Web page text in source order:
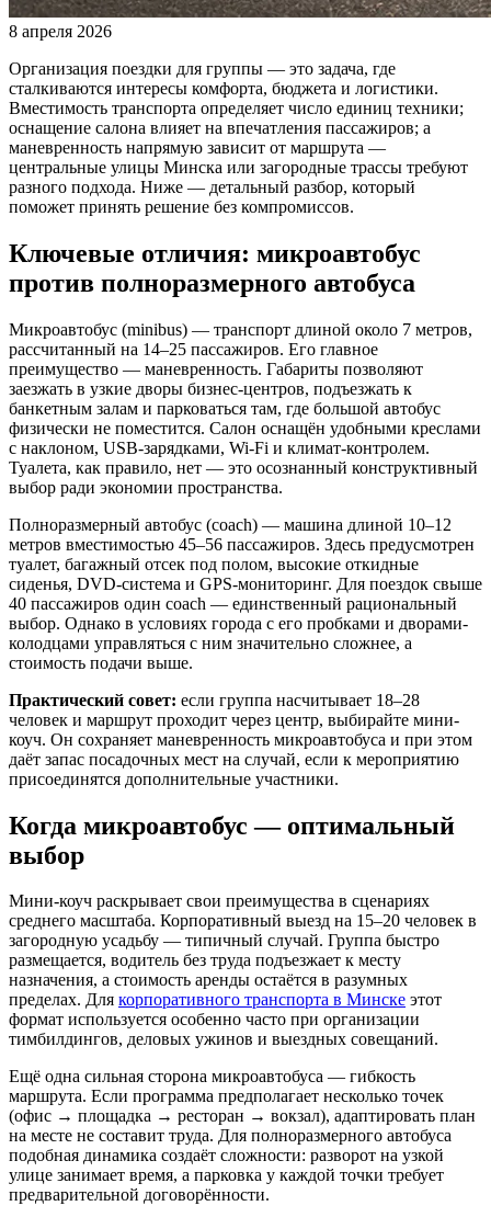
8 апреля 2026
Организация поездки для группы — это задача, где
сталкиваются интересы комфорта, бюджета и логистики.
Вместимость транспорта определяет число единиц техники;
оснащение салона влияет на впечатления пассажиров; а
маневренность напрямую зависит от маршрута —
центральные улицы Минска или загородные трассы требуют
разного подхода. Ниже — детальный разбор, который
поможет принять решение без компромиссов.
Ключевые отличия: микроавтобус
против полноразмерного автобуса
Микроавтобус (minibus) — транспорт длиной около 7 метров,
рассчитанный на 14–25 пассажиров. Его главное
преимущество — маневренность. Габариты позволяют
заезжать в узкие дворы бизнес-центров, подъезжать к
банкетным залам и парковаться там, где большой автобус
физически не поместится. Салон оснащён удобными креслами
с наклоном, USB-зарядками, Wi-Fi и климат-контролем.
Туалета, как правило, нет — это осознанный конструктивный
выбор ради экономии пространства.
Полноразмерный автобус (coach) — машина длиной 10–12
метров вместимостью 45–56 пассажиров. Здесь предусмотрен
туалет, багажный отсек под полом, высокие откидные
сиденья, DVD-система и GPS-мониторинг. Для поездок свыше
40 пассажиров один coach — единственный рациональный
выбор. Однако в условиях города с его пробками и дворами-
колодцами управляться с ним значительно сложнее, а
стоимость подачи выше.
Практический совет: если группа насчитывает 18–28
человек и маршрут проходит через центр, выбирайте мини-
коуч. Он сохраняет маневренность микроавтобуса и при этом
даёт запас посадочных мест на случай, если к мероприятию
присоединятся дополнительные участники.
Когда микроавтобус — оптимальный
выбор
Мини-коуч раскрывает свои преимущества в сценариях
среднего масштаба. Корпоративный выезд на 15–20 человек в
загородную усадьбу — типичный случай. Группа быстро
размещается, водитель без труда подъезжает к месту
назначения, а стоимость аренды остаётся в разумных
пределах. Для корпоративного транспорта в Минске этот
формат используется особенно часто при организации
тимбилдингов, деловых ужинов и выездных совещаний.
Ещё одна сильная сторона микроавтобуса — гибкость
маршрута. Если программа предполагает несколько точек
(офис → площадка → ресторан → вокзал), адаптировать план
на месте не составит труда. Для полноразмерного автобуса
подобная динамика создаёт сложности: разворот на узкой
улице занимает время, а парковка у каждой точки требует
предварительной договорённости.